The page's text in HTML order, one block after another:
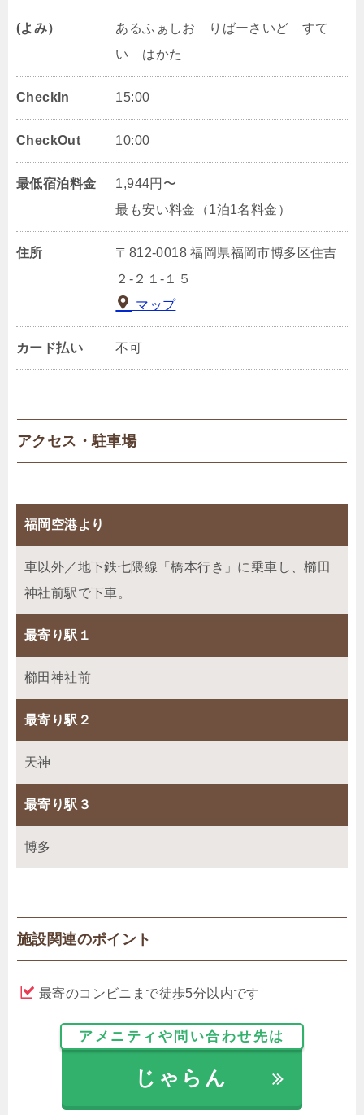
(よみ）
あるふぁしお りばーさいど すて
い はかた
CheckIn 15:00
CheckOut 10:00
最低宿泊料金
1,944円〜
最も安い料金（1泊1名料金）
住所
〒812-0018 福岡県福岡市博多区住吉
２‐２１‐１５
マップ
カード払い 不可
アクセス・駐車場
福岡空港より
車以外／地下鉄七隈線「橋本行き」に乗車し、櫛田
神社前駅で下車。
最寄り駅１
櫛田神社前
最寄り駅２
天神
最寄り駅３
博多
施設関連のポイント
最寄のコンビニまで徒歩5分以内です
アメニティや問い合わせ先は
じゃらん